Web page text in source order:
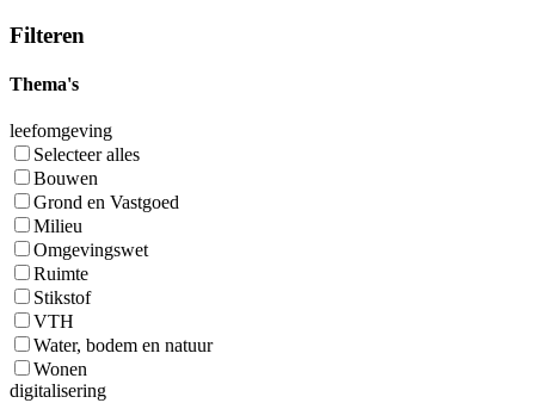
Filteren
Thema's
leefomgeving
Selecteer alles
Bouwen
Grond en Vastgoed
Milieu
Omgevingswet
Ruimte
Stikstof
VTH
Water, bodem en natuur
Wonen
digitalisering